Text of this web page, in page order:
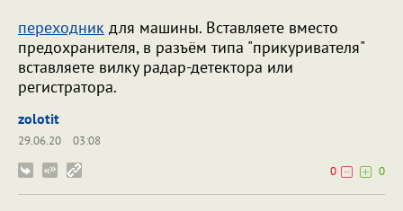
переходник для машины. Вставляете вместо
предохранителя, в разъём типа "прикуривателя"
вставляете вилку радар-детектора или
регистратора.
zolotit
29.06.20
03:08
0
0